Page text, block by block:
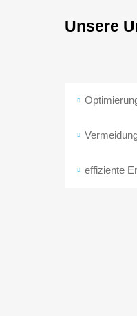
Unsere
effiziente